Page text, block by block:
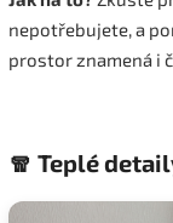
nepotřebujete, a
prostor znamená i
🧣 Teplé